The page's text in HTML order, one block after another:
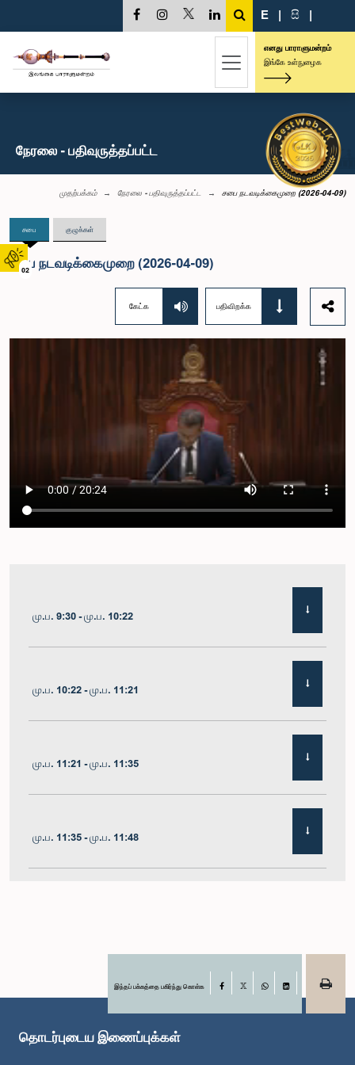
02
E | සි |
எனது பாராளுமன்றம்
இங்கே உள்நுழைக
நேரலை - பதிவுருத்தப்பட்ட
முதற்பக்கம் நேரலை - பதிவுருத்தப்பட்ட சபை நடவடிக்கைமுறை (2026-04-09)
சபை குழுக்கள்
சபை நடவடிக்கைமுறை (2026-04-09)
கேட்க பதிவிறக்க
மு.ப. 9:30 - மு.ப. 10:22
மு.ப. 10:22 - மு.ப. 11:21
மு.ப. 11:21 - மு.ப. 11:35
மு.ப. 11:35 - மு.ப. 11:48
பி.ப. 12:02 - பி.ப. 12:10இந்தப் பக்கத்தை பகிர்ந்து கொள்க Facebook
LinkedIn
தொடர்புடைய இணைப்புக்கள்